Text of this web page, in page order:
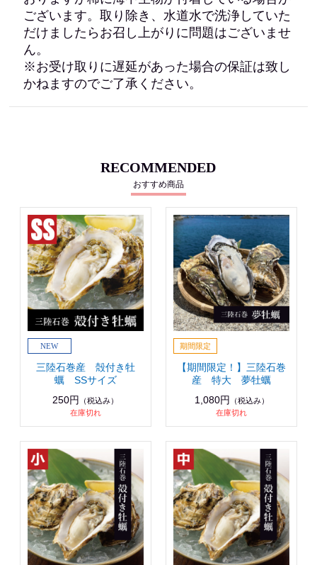
ございます。取り除き、水道水で洗浄していた
だけましたらお召し上がりに問題はございませ
ん。
※お受け取りに遅延があった場合の保証は致し
かねますのでご了承ください。
RECOMMENDED
おすすめ商品
三陸石巻産 殻付き牡
蠣 SSサイズ
250円
（税込み）
在庫切れ
【期間限定！】三陸石巻
産 特大 夢牡蠣
1,080円
（税込み）
在庫切れ